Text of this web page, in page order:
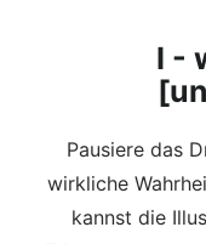
I -
Pausiere das
wirkliche
kannst die